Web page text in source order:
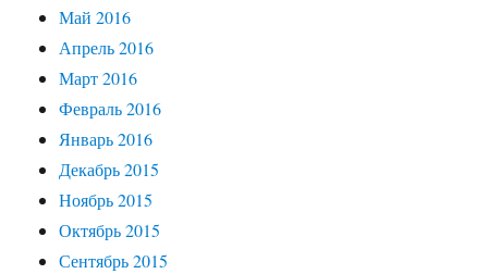
Май 2016
Апрель 2016
Март 2016
Февраль 2016
Январь 2016
Декабрь 2015
Ноябрь 2015
Октябрь 2015
Сентябрь 2015